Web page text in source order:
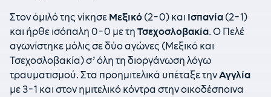
Στον όμιλό της νίκησε Μεξικό (2-0) και Ισπανία (2-1)
και ήρθε ισόπαλη 0-0 με τη Τσεχοσλοβακία. Ο Πελέ
αγωνίστηκε μόλις σε δύο αγώνες (Μεξικό και
Τσεχοσλοβακία) σ’ όλη τη διοργάνωση λόγω
τραυματισμού. Στα προημιτελικά υπέταξε τηνΑγγλία
με 3-1 και στον ημιτελικό κόντρα στην οικοδέσποινα